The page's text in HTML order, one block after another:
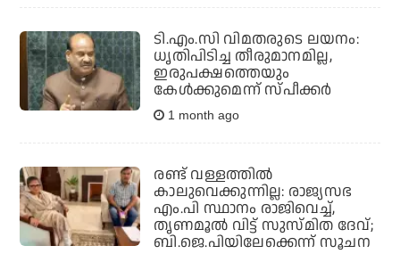
ടി.എം.സി വിമതരുടെ ലയനം:
ധൃതിപിടിച്ച തീരുമാനമില്ല,
ഇരുപക്ഷത്തെയും
കേള്‍ക്കുമെന്ന് സ്പീക്കര്‍
1 month ago
രണ്ട് വള്ളത്തില്‍
കാലുവെക്കുന്നില്ല: രാജ്യസഭ
എം.പി സ്ഥാനം രാജിവെച്ച്,
തൃണമൂല്‍ വിട്ട് സുസ്മിത ദേവ്;
ബി.ജെ.പിയിലേക്കെന്ന് സൂചന